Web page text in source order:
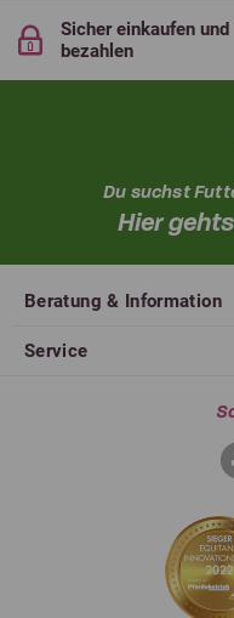
Sicher einkaufen und
bezahlen
Du suchst
Hier
Beratung & Information
Service